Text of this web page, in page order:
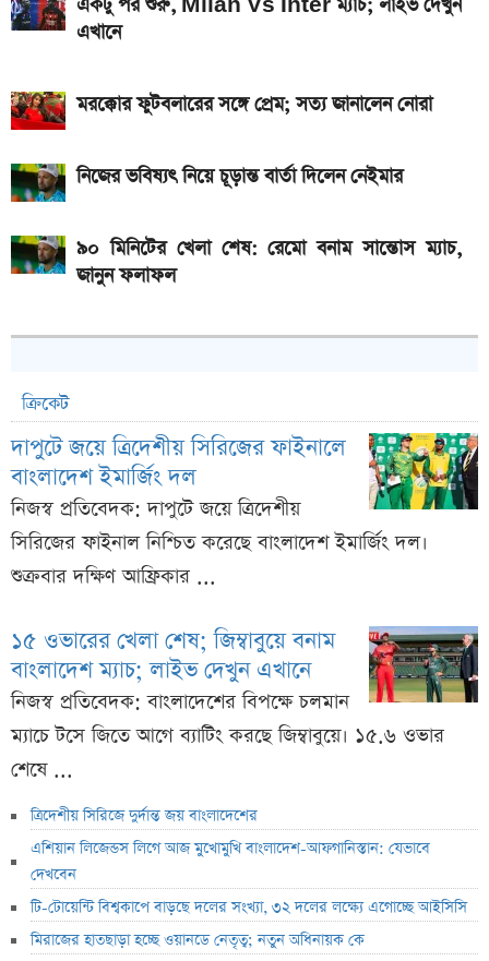
একটু পর শুরু, Milan Vs Inter ম্যাচ; লাইভ দেখুন
এখানে
মরক্কোর ফুটবলারের সঙ্গে প্রেম; সত্য জানালেন নোরা
নিজের ভবিষ্যৎ নিয়ে চূড়ান্ত বার্তা দিলেন নেইমার
৯০ মিনিটের খেলা শেষ: রেমো বনাম সান্তোস ম্যাচ,
জানুন ফলাফল
ক্রিকেট
দাপুটে জয়ে ত্রিদেশীয় সিরিজের ফাইনালে
বাংলাদেশ ইমার্জিং দল
নিজস্ব প্রতিবেদক: দাপুটে জয়ে ত্রিদেশীয়
সিরিজের ফাইনাল নিশ্চিত করেছে বাংলাদেশ ইমার্জিং দল।
শুক্রবার দক্ষিণ আফ্রিকার ...
১৫ ওভারের খেলা শেষ; জিম্বাবুয়ে বনাম
বাংলাদেশ ম্যাচ; লাইভ দেখুন এখানে
নিজস্ব প্রতিবেদক: বাংলাদেশের বিপক্ষে চলমান
ম্যাচে টসে জিতে আগে ব্যাটিং করছে জিম্বাবুয়ে। ১৫.৬ ওভার
শেষে ...
ত্রিদেশীয় সিরিজে দুর্দান্ত জয় বাংলাদেশের
এশিয়ান লিজেন্ডস লিগে আজ মুখোমুখি বাংলাদেশ-আফগানিস্তান: যেভাবে
দেখবেন
টি-টোয়েন্টি বিশ্বকাপে বাড়ছে দলের সংখ্যা, ৩২ দলের লক্ষ্যে এগোচ্ছে আইসিসি
মিরাজের হাতছাড়া হচ্ছে ওয়ানডে নেতৃত্ব; নতুন অধিনায়ক কে